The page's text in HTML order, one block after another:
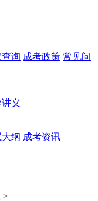
询 成考政策 常见问
义
纲 成考资讯
>